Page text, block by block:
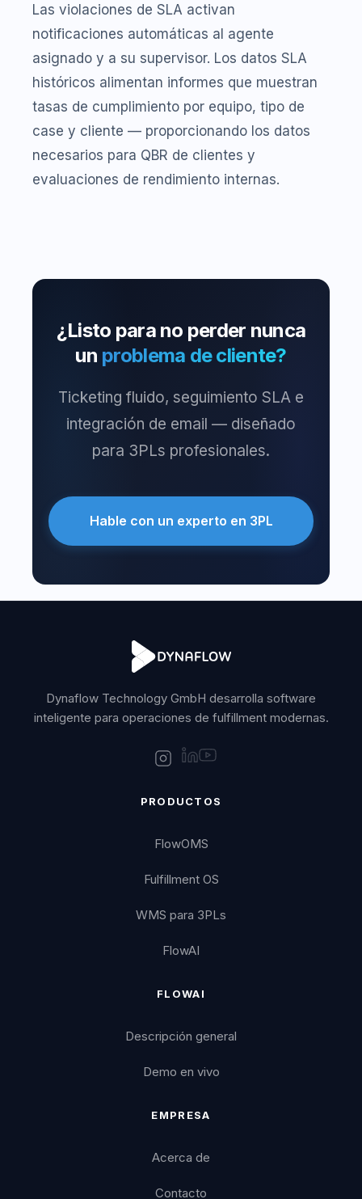
Las violaciones de SLA activan
notificaciones automáticas al agente
asignado y a su supervisor. Los datos SLA
históricos alimentan informes que muestran
tasas de cumplimiento por equipo, tipo de
case y cliente — proporcionando los datos
necesarios para QBR de clientes y
evaluaciones de rendimiento internas.
¿Listo para no perder nunca
un problema de cliente?
Ticketing fluido, seguimiento SLA e
integración de email — diseñado
para 3PLs profesionales.
Hable con un experto en 3PL
Dynaflow Technology GmbH desarrolla software
inteligente para operaciones de fulfillment modernas.
PRODUCTOS
FlowOMS
Fulfillment OS
WMS para 3PLs
FlowAI
FLOWAI
Descripción general
Demo en vivo
EMPRESA
Acerca de
Contacto